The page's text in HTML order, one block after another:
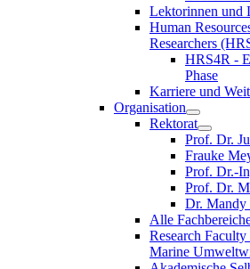
Lektorinnen und
Human
Researchers
HRS4R -
Phase
Karriere und
Organisation
Rektorat
Prof. Dr.
Frauke
Prof. Dr.-
Prof. Dr.
Dr. Mandy
Alle
Research
Marine